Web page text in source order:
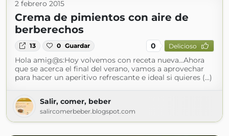
2 febrero 2015
Crema de pimientos con aire de
berberechos
13 0 Guardar 0 Delicioso
Hola amig@s:Hoy volvemos con receta nueva...Ahora
que se acerca el final del verano, vamos a aprovechar
para hacer un aperitivo refrescante e ideal si quieres (...)
Salir, comer, beber
salircomerbeber.blogspot.com